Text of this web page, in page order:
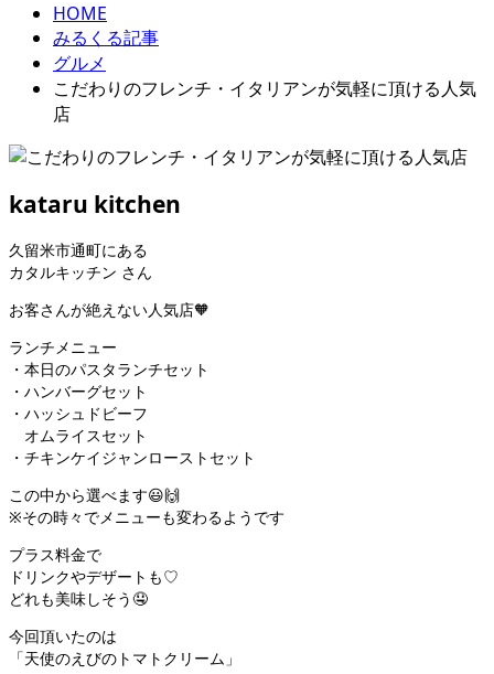
HOME
みるくる記事
グルメ
こだわりのフレンチ・イタリアンが気軽に頂ける人気
店
kataru kitchen
久留米市通町にある
カタルキッチン さん
お客さんが絶えない人気店🧡
ランチメニュー
・本日のパスタランチセット
・ハンバーグセット
・ハッシュドビーフ
オムライスセット
・チキンケイジャンローストセット
この中から選べます😃🙌
※その時々でメニューも変わるようです
プラス料金で
ドリンクやデザートも♡
どれも美味しそう🤤
今回頂いたのは
「天使のえびのトマトクリーム」